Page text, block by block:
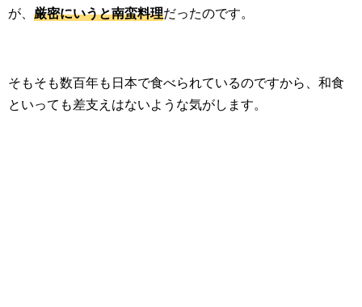
が、 厳密にいうと南蛮料理だったのです。
そもそも数百年も日本で食べられているのですから、和食
といっても差支えはないような気がします。